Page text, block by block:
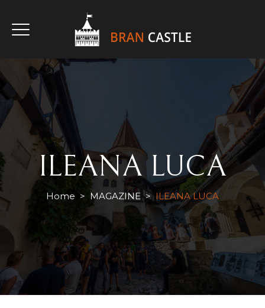
CUMPĂRĂ BILET
ILEANA LUCA
Home > MAGAZINE> ILEANA LUCA